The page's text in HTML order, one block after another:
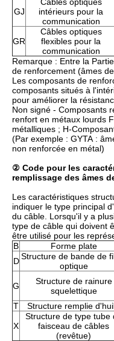
GJ
intérieurs pour la
communication
GR
Câbles optiques
flexibles pour la
communication
Remarque : Entre la
de renforcement (âmes
Les composants de
composants situés à
pour améliorer la
Non signé - Composants
renfort en métaux lourds
métalliques ; H-
(Par exemple : GYTA :
non renforcée en métal)
② Code pour les
remplissage des âmes
Les caractéristiques
indiquer le type principal
du câble. Lorsqu'il y a
type de câble qui doivent
être utilisé pour les
B
Forme plate
D Structure de bande de
optique
G
Structure de rainure
squelettique
T
Structure remplie
X
Structure de type tube
faisceau de câbles
(revêtue)